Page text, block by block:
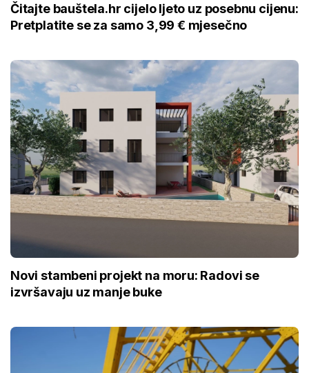
Čitajte bauštela.hr cijelo ljeto uz posebnu cijenu:
Pretplatite se za samo 3,99 € mjesečno
Novi stambeni projekt na moru: Radovi se
izvršavaju uz manje buke